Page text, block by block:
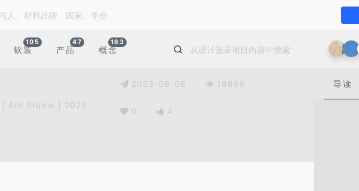
软装
105
产品
47
概念
163
| Ant Studio | 2023
2023-06-08 18656
0 4
导读